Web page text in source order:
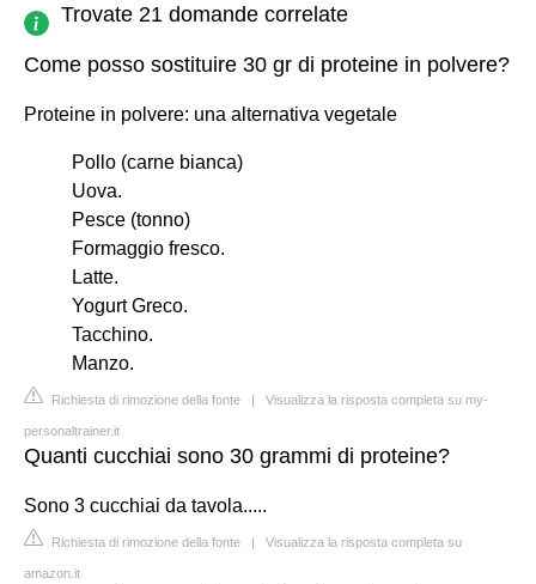
Trovate 21 domande correlate
Come posso sostituire 30 gr di proteine in polvere?
Proteine in polvere: una alternativa vegetale
Pollo (carne bianca)
Uova.
Pesce (tonno)
Formaggio fresco.
Latte.
Yogurt Greco.
Tacchino.
Manzo.
Richiesta di rimozione della fonte | Visualizza la risposta completa su my-
personaltrainer.it
Quanti cucchiai sono 30 grammi di proteine?
Sono 3 cucchiai da tavola.....
Richiesta di rimozione della fonte | Visualizza la risposta completa su
amazon.it